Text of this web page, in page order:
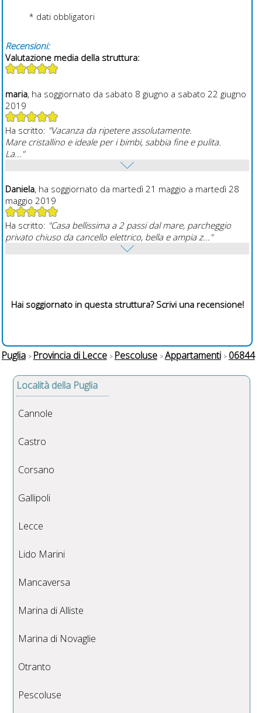
* dati obbligatori
Recensioni:
Valutazione media della struttura:
maria, ha soggiornato da sabato 8 giugno a sabato 22 giugno
2019
Ha scritto: "Vacanza da ripetere assolutamente.
Mare cristallino e ideale per i bimbi, sabbia fine e pulita.
La..."
Daniela, ha soggiornato da martedì 21 maggio a martedì 28
maggio 2019
Ha scritto: "Casa bellissima a 2 passi dal mare, parcheggio
privato chiuso da cancello elettrico, bella e ampia z..."
Hai soggiornato in questa struttura? Scrivi una recensione!
Puglia Provincia di Lecce Pescoluse Appartamenti 06844
Località della Puglia
Cannole
Castro
Corsano
Gallipoli
Lecce
Lido Marini
Mancaversa
Marina di Alliste
Marina di Novaglie
Otranto
Pescoluse